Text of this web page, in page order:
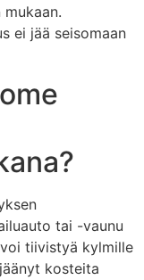
ei jää seisomaan
tai -vaunu
tiivistyä kylmille
kosteita